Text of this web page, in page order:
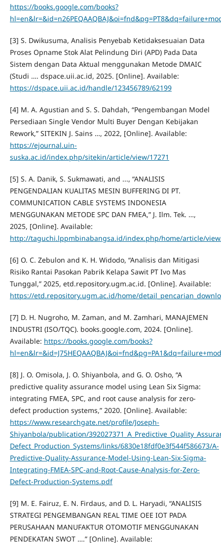
https://books.google.com/books?
[3] S. Dwikusuma, Analisis Penyebab Ketidaksesuaian Data
Proses Opname Stok Alat Pelindung Diri (APD) Pada Data
Sistem dengan Data Aktual menggunakan Metode DMAIC
(Studi …. dspace.uii.ac.id, 2025. [Online]. Available:
https://dspace.uii.ac.id/handle/123456789/62199
[4] M. A. Agustian and S. S. Dahdah, “Pengembangan Model
Persediaan Single Vendor Multi Buyer Dengan Kebijakan
Rework,” SITEKIN J. Sains …, 2022, [Online]. Available:
https://ejournal.uin-
suska.ac.id/index.php/sitekin/article/view/17271
[5] S. A. Danik, S. Sukmawati, and ..., “ANALISIS
PENGENDALIAN KUALITAS MESIN BUFFERING DI PT.
COMMUNICATION CABLE SYSTEMS INDONESIA
MENGGUNAKAN METODE SPC DAN FMEA,” J. Ilm. Tek. …,
2025, [Online]. Available:
http://taguchi.lppmbinabangsa.id/index.php/home/article/
[6] O. C. Zebulon and K. H. Widodo, “Analisis dan Mitigasi
Risiko Rantai Pasokan Pabrik Kelapa Sawit PT Ivo Mas
Tunggal,” 2025, etd.repository.ugm.ac.id. [Online]. Available:
https://etd.repository.ugm.ac.id/home/
[7] D. H. Nugroho, M. Zaman, and M. Zamhari, MANAJEMEN
INDUSTRI (ISO/TQC). books.google.com, 2024. [Online].
Available: https://books.google.com/books?
[8] J. O. Omisola, J. O. Shiyanbola, and G. O. Osho, “A
predictive quality assurance model using Lean Six Sigma:
integrating FMEA, SPC, and root cause analysis for zero-
defect production systems,” 2020. [Online]. Available:
https://www.researchgate.net/profile/Joseph-
Shiyanbola/publication/
Defect_Production_Systems/links/6830e18fdf0e3f544f586673/A-
Predictive-Quality-Assurance-Model-Using-Lean-Six-Sigma-
Integrating-FMEA-SPC-and-Root-Cause-Analysis-for-Zero-
Defect-Production-Systems.pdf
[9] M. E. Fairuz, E. N. Firdaus, and D. L. Haryadi, “ANALISIS
STRATEGI PENGEMBANGAN REAL TIME OEE IOT PADA
PERUSAHAAN MANUFAKTUR OTOMOTIF MENGGUNAKAN
PENDEKATAN SWOT ….” [Online]. Available: